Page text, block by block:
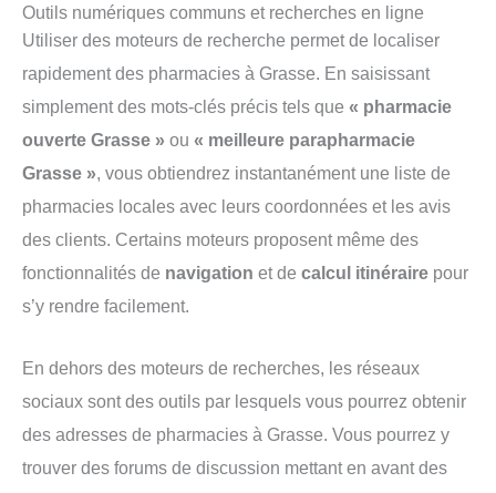
Outils numériques communs et recherches en ligne
Utiliser des moteurs de recherche permet de localiser
rapidement des pharmacies à Grasse. En saisissant
simplement des mots-clés précis tels que « pharmacie
ouverte Grasse » ou « meilleure parapharmacie
Grasse », vous obtiendrez instantanément une liste de
pharmacies locales avec leurs coordonnées et les avis
des clients. Certains moteurs proposent même des
fonctionnalités de navigation et de calcul itinéraire pour
s’y rendre facilement.
En dehors des moteurs de recherches, les réseaux
sociaux sont des outils par lesquels vous pourrez obtenir
des adresses de pharmacies à Grasse. Vous pourrez y
trouver des forums de discussion mettant en avant des